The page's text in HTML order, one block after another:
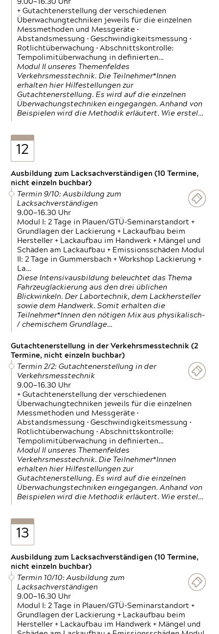
9.00—16.30 Uhr
+ Gutachtenerstellung der verschiedenen
Überwachungtechniken jeweils für die einzelnen
Messmethoden und Messgeräte •
Abstandsmessung • Geschwindigkeitsmessung •
Rotlichtüberwachung • Abschnittskontrolle:
Tempolimitüberwachung in definierten…
Modul II unseres Themenfeldes
Verkehrsmesstechnik. Die Teilnehmer*Innen
erhalten hier Hilfestellungen zur
Gutachtenerstellung. Es wird auf die einzelnen
Überwachungstechniken eingegangen. Anhand von
Beispielen wird die Methodik erläutert. Wie erstel…
12
Ausbildung zum Lacksachverständigen (10 Termine,
nicht einzeln buchbar)
Termin 9/10: Ausbildung zum
Lacksachverständigen
9.00—16.30 Uhr
Modul I: 2 Tage in Plauen/GTÜ-Seminarstandort +
Grundlagen der Lackierung + Lackaufbau beim
Hersteller + Lackaufbau im Handwerk + Mängel und
Schäden am Lackaufbau + Emissionsschäden Modul
II: 2 Tage in Gummersbach + Workshop Lackierung +
La…
Diese Intensivausbildung beleuchtet das Thema
Fahrzeuglackierung aus den drei üblichen
Blickwinkeln. Der Labortechnik, dem Lackhersteller
sowie dem Handwerk. Somit erhalten die
Teilnehmer*Innen den nötigen Mix aus physikalisch-
/ chemischem Grundlage…
Gutachtenerstellung in der Verkehrsmesstechnik (2
Termine, nicht einzeln buchbar)
Termin 2/2: Gutachtenerstellung in der
Verkehrsmesstechnik
9.00—16.30 Uhr
+ Gutachtenerstellung der verschiedenen
Überwachungtechniken jeweils für die einzelnen
Messmethoden und Messgeräte •
Abstandsmessung • Geschwindigkeitsmessung •
Rotlichtüberwachung • Abschnittskontrolle:
Tempolimitüberwachung in definierten…
Modul II unseres Themenfeldes
Verkehrsmesstechnik. Die Teilnehmer*Innen
erhalten hier Hilfestellungen zur
Gutachtenerstellung. Es wird auf die einzelnen
Überwachungstechniken eingegangen. Anhand von
Beispielen wird die Methodik erläutert. Wie erstel…
13
Ausbildung zum Lacksachverständigen (10 Termine,
nicht einzeln buchbar)
Termin 10/10: Ausbildung zum
Lacksachverständigen
9.00—16.30 Uhr
Modul I: 2 Tage in Plauen/GTÜ-Seminarstandort +
Grundlagen der Lackierung + Lackaufbau beim
Hersteller + Lackaufbau im Handwerk + Mängel und